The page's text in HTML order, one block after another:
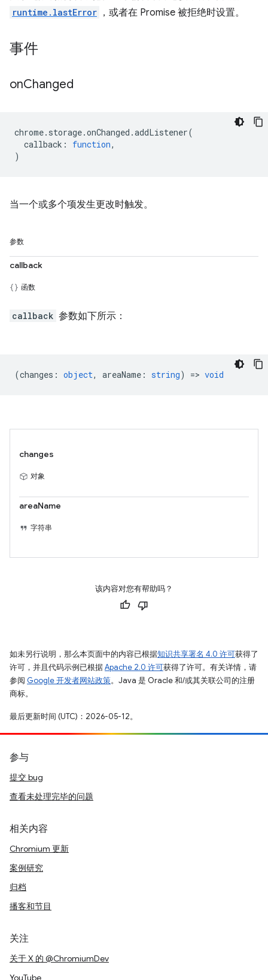
runtime.lastError ，或者在 Promise 被拒绝时设置。
事件
onChanged
chrome. storage.onChanged .addListener(
callback : function,
)
当一个或多个项发生更改时触发。
参数
callback
函数
callback 参数如下所示：
(changes : object, areaName : string) => void
changes
对象
areaName
字符串
该内容对您有帮助吗？
如未另行说明，那么本页面中的内容已根据知识共享署名 4.0 许可获得了
许可，并且代码示例已根据Apache 2.0 许可获得了许可。有关详情，请
参阅 Google 开发者网站政策。Java 是 Oracle 和/或其关联公司的注册
商标。
最后更新时间 (UTC)：2026-05-12。
参与
提交 bug
查看未处理完毕的问题
相关内容
Chromium 更新
案例研究
归档
播客和节目
关注
关于 X 的 @ChromiumDev
YouTube